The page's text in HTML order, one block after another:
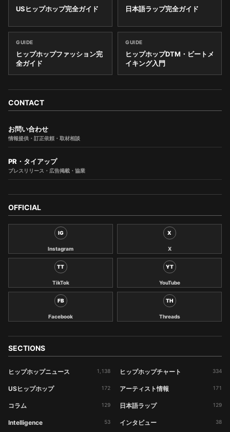
USヒップホップ完全ガイド 日本語ラップ完全ガイド
GUIDE
ヒップホップファッション完
全ガイド
GUIDE
ヒップホップDTM・ビートメ
イキング入門
CONTACT
お問い合わせ
情報提供・訂正依頼・取材相談
PR・タイアップ
プレスリリース・広告掲載・協業
OFFICIAL
IG
Instagram
X
X
TT
TikTok
YT
YouTube
FB
Facebook
TH
Threads
SECTIONS
ヒップホップニュース 1,138 ヒップホップチャート 334
USヒップホップ 172 アーティスト情報 171
コラム 129 日本語ラップ 129
Intelligence 53 インタビュー 38